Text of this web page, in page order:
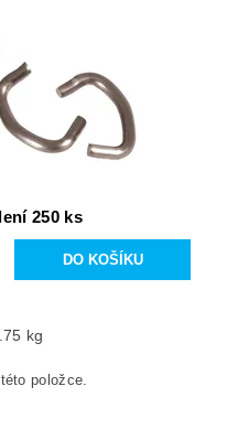
250 ks
kg
položce.